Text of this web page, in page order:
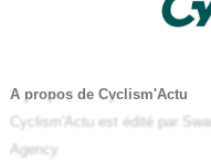
A propos de Cyclism'Actu
Cyclism'Actu est édité par
Agency